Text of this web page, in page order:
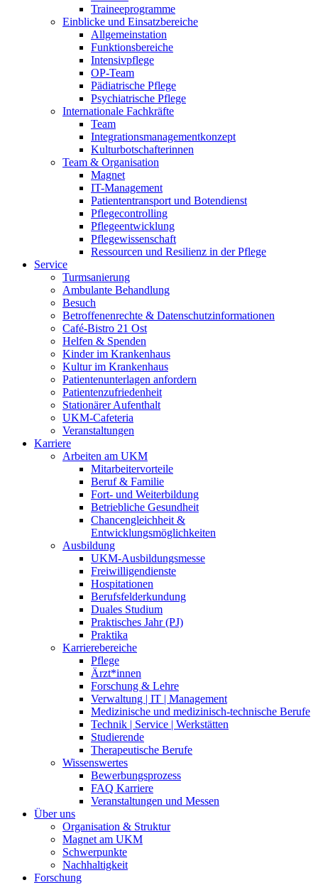
Traineeprogramme
Einblicke und Einsatzbereiche
Allgemeinstation
Funktionsbereiche
Intensivpflege
OP-Team
Pädiatrische Pflege
Psychiatrische Pflege
Internationale Fachkräfte
Team
Integrationsmanagementkonzept
Kulturbotschafterinnen
Team & Organisation
Magnet
IT-Management
Patiententransport und Botendienst
Pflegecontrolling
Pflegeentwicklung
Pflegewissenschaft
Ressourcen und Resilienz in der Pflege
Service
Turmsanierung
Ambulante Behandlung
Besuch
Betroffenenrechte & Datenschutzinformationen
Café-Bistro 21 Ost
Helfen & Spenden
Kinder im Krankenhaus
Kultur im Krankenhaus
Patientenunterlagen anfordern
Patientenzufriedenheit
Stationärer Aufenthalt
UKM-Cafeteria
Veranstaltungen
Karriere
Arbeiten am UKM
Mitarbeitervorteile
Beruf & Familie
Fort- und Weiterbildung
Betriebliche Gesundheit
Chancengleichheit &
Entwicklungsmöglichkeiten
Ausbildung
UKM-Ausbildungsmesse
Freiwilligendienste
Hospitationen
Berufsfelderkundung
Duales Studium
Praktisches Jahr (PJ)
Praktika
Karrierebereiche
Pflege
Ärzt*innen
Forschung & Lehre
Verwaltung | IT | Management
Medizinische und medizinisch-technische Berufe
Technik | Service | Werkstätten
Studierende
Therapeutische Berufe
Wissenswertes
Bewerbungsprozess
FAQ Karriere
Veranstaltungen und Messen
Über uns
Organisation & Struktur
Magnet am UKM
Schwerpunkte
Nachhaltigkeit
Forschung